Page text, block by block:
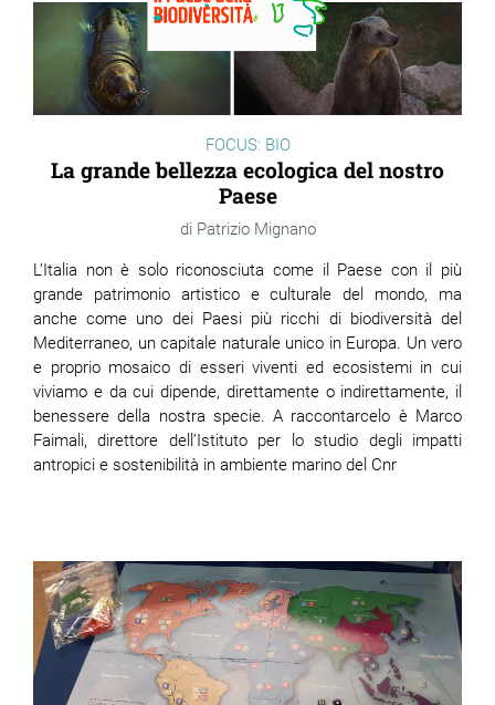
FOCUS: BIO
La grande bellezza ecologica del nostro
Paese
Patrizio Mignano
L’Italia non è solo riconosciuta come il Paese con il più
grande patrimonio artistico e culturale del mondo, ma
anche come uno dei Paesi più ricchi di biodiversità del
Mediterraneo, un capitale naturale unico in Europa. Un vero
e proprio mosaico di esseri viventi ed ecosistemi in cui
viviamo e da cui dipende, direttamente o indirettamente, il
benessere della nostra specie. A raccontarcelo è Marco
Faimali, direttore dell’Istituto per lo studio degli impatti
antropici e sostenibilità in ambiente marino del Cnr